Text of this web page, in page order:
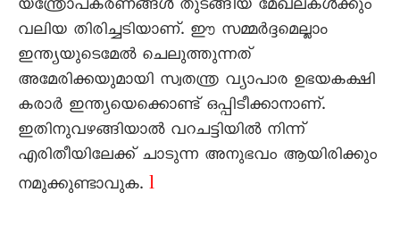
യന്ത്രോപകരണങ്ങൾ തുടങ്ങിയ മേഖലകൾക്കും
വലിയ തിരിച്ചടിയാണ്. ഈ സമ്മർദ്ദമെല്ലാം
ഇന്ത്യയുടെമേൽ ചെലുത്തുന്നത്
അമേരിക്കയുമായി സ്വതന്ത്ര വ്യാപാര ഉഭയകക്ഷി
കരാർ ഇന്ത്യയെക്കൊണ്ട് ഒപ്പിടീക്കാനാണ്.
ഇതിനുവഴങ്ങിയാൽ വറചട്ടിയിൽ നിന്ന്
എരിതീയിലേക്ക് ചാടുന്ന അനുഭവം ആയിരിക്കും
നമുക്കുണ്ടാവുക. l